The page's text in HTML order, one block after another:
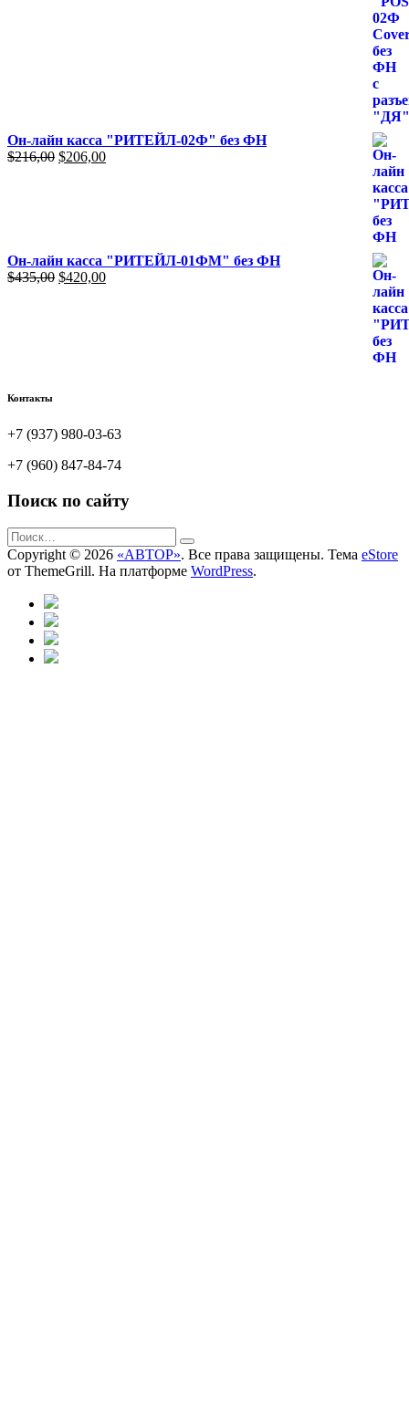
Он-лайн касса "РИТЕЙЛ-02Ф" без ФН
$216,00 Первоначальная
$206,00Текущая
Он-лайн касса "РИТЕЙЛ-01ФМ" без ФН
$435,00 Первоначальная
$420,00Текущая
Контакты
+7 (937) 980-03-63
+7 (960) 847-84-74
Поиск по сайту
Copyright © 2026 «АВТОР». Все права защищены. Тема eStore
от ThemeGrill. На платформе WordPress.